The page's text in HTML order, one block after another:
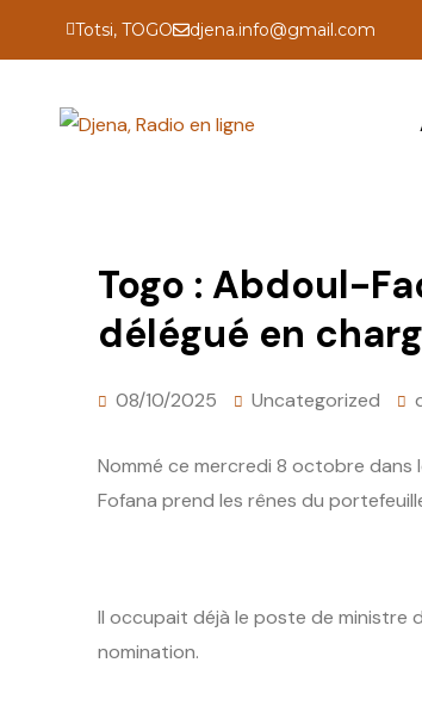
Totsi, TOGO djena.info@gmail.com
Togo : Abdoul-
délégué en
08/10/2025 Uncategorized
Nommé ce mercredi 8 octobre dans
Fofana prend les rênes du
Il occupait déjà le poste de ministre
nomination.